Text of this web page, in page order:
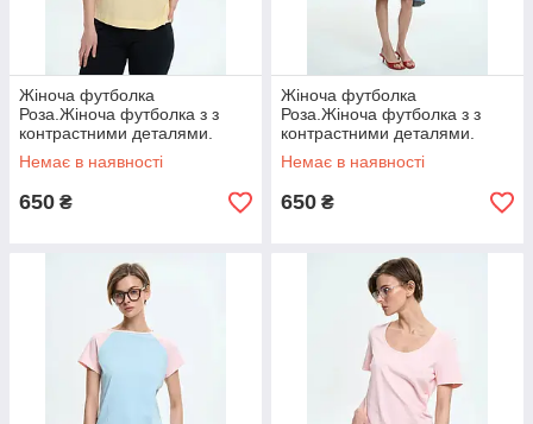
Жіноча футболка
Роза.Жіноча футболка з з
контрастними деталями.
Немає в наявності
650 ₴
Жіноча футболка
Роза.Жіноча футболка з з
контрастними деталями.
Немає в наявності
650 ₴